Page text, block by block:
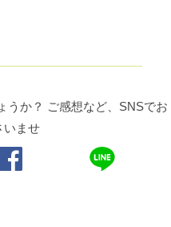
うか？ ご感想など、SNSでお
いませ